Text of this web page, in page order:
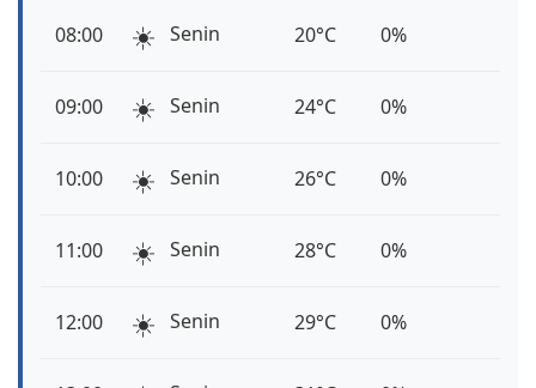
08:00 ☀️ Senin 20°C 0%
09:00 ☀️ Senin 24°C 0%
10:00 ☀️ Senin 26°C 0%
11:00 ☀️ Senin 28°C 0%
12:00 ☀️ Senin 29°C 0%